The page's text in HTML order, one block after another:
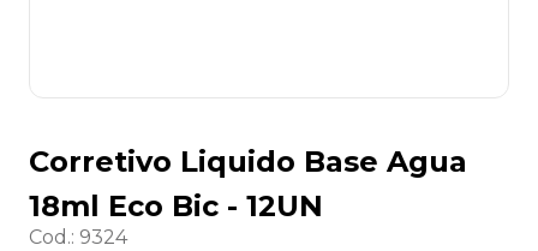
Corretivo Liquido Base Agua
18ml Eco Bic - 12UN
Cod.: 9324